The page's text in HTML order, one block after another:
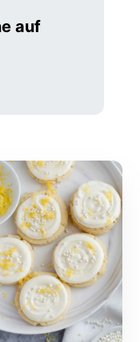
auf